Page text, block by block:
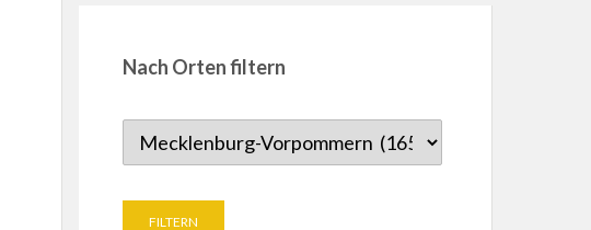
Nach Orten filtern